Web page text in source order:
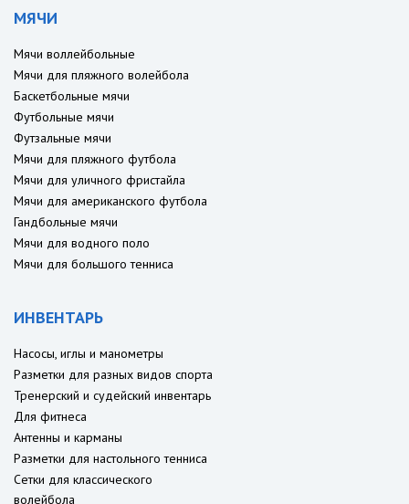
МЯЧИ
Мячи воллейбольные
Мячи для пляжного волейбола
Баскетбольные мячи
Футбольные мячи
Футзальные мячи
Мячи для пляжного футбола
Мячи для уличного фристайла
Мячи для американского футбола
Гандбольные мячи
Мячи для водного поло
Мячи для большого тенниса
ИНВЕНТАРЬ
Насосы, иглы и манометры
Разметки для разных видов спорта
Тренерский и судейский инвентарь
Для фитнеса
Антенны и карманы
Разметки для настольного тенниса
Сетки для классического
волейбола